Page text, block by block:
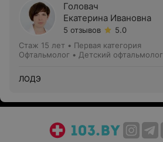
Головач
Екатерина Ивановна
5 отзывов
5.0
Стаж 15 лет • Первая категория
Офтальмолог • Детский офтальмолог
ЛОДЭ